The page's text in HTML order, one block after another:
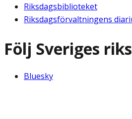
Riksdagsbiblioteket
Riksdagsförvaltningens
Följ Sveriges
Bluesky